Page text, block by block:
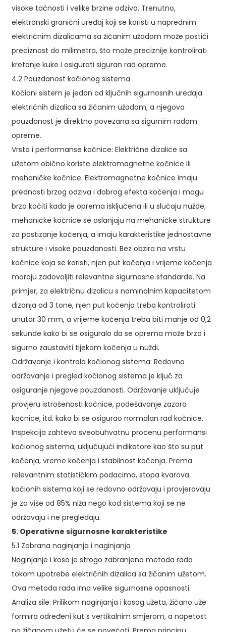
visoke tačnosti i velike brzine odziva. Trenutno,
elektronski granični uređaj koji se koristi u naprednim
električnim dizalicama sa žičanim užadom može postići
preciznost do milimetra, što može preciznije kontrolirati
kretanje kuke i osigurati siguran rad opreme.
4.2 Pouzdanost kočionog sistema
Kočioni sistem je jedan od ključnih sigurnosnih uređaja
električnih dizalica sa žičanim užadom, a njegova
pouzdanost je direktno povezana sa sigurnim radom
opreme.
Vrsta i performanse kočnice: Električne dizalice sa
užetom obično koriste elektromagnetne kočnice ili
mehaničke kočnice. Elektromagnetne kočnice imaju
prednosti brzog odziva i dobrog efekta kočenja i mogu
brzo kočiti kada je oprema isključena ili u slučaju nužde;
mehaničke kočnice se oslanjaju na mehaničke strukture
za postizanje kočenja, a imaju karakteristike jednostavne
strukture i visoke pouzdanosti. Bez obzira na vrstu
kočnice koja se koristi, njen put kočenja i vrijeme kočenja
moraju zadovoljiti relevantne sigurnosne standarde. Na
primjer, za električnu dizalicu s nominalnim kapacitetom
dizanja od 3 tone, njen put kočenja treba kontrolirati
unutar 30 mm, a vrijeme kočenja treba biti manje od 0,2
sekunde kako bi se osiguralo da se oprema može brzo i
sigurno zaustaviti tijekom kočenja u nuždi.
Održavanje i kontrola kočionog sistema: Redovno
održavanje i pregled kočionog sistema je ključ za
osiguranje njegove pouzdanosti. Održavanje uključuje
provjeru istrošenosti kočnice, podešavanje zazora
kočnice, itd. kako bi se osigurao normalan rad kočnice.
Inspekcija zahteva sveobuhvatnu procenu performansi
kočionog sistema, uključujući indikatore kao što su put
kočenja, vreme kočenja i stabilnost kočenja. Prema
relevantnim statističkim podacima, stopa kvarova
kočionih sistema koji se redovno održavaju i provjeravaju
je za više od 85% niža nego kod sistema koji se ne
održavaju i ne pregledaju.
5. Operativne sigurnosne karakteristike
5.1 Zabrana naginjanja i naginjanja
Naginjanje i koso je strogo zabranjena metoda rada
tokom upotrebe električnih dizalica sa žičanim užetom.
Ova metoda rada ima velike sigurnosne opasnosti.
Analiza sile: Prilikom naginjanja i kosog užeta, žičano uže
formira određeni kut s vertikalnim smjerom, a napetost